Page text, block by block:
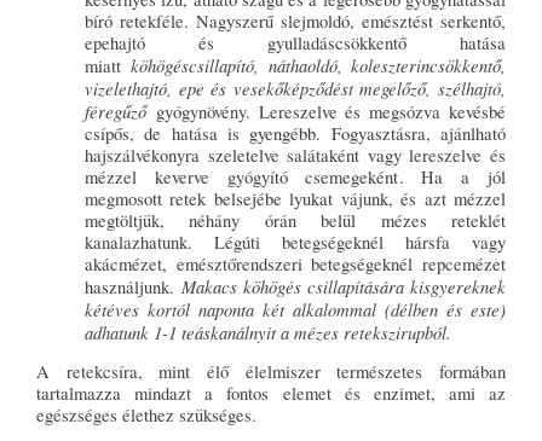
bíró retekféle. Nagyszerű slejmoldó, emésztést serkentő,
epehajtó és gyulladáscsökkentő hatása
miattköhögéscsillapító, náthaoldó, koleszterincsökkentő,
vizelethajtó, epe és vesekőképződést megelőző, szélhajtó,
féregűzőgyógynövény. Lereszelve és megsózva kevésbé
csípős, de hatása is gyengébb. Fogyasztásra, ajánlható
hajszálvékonyra szeletelve salátaként vagy lereszelve és
mézzel keverve gyógyító csemegeként. Ha a jól
megmosott retek belsejébe lyukat vájunk, és azt mézzel
megtöltjük, néhány órán belül mézes reteklét
kanalazhatunk. Légúti betegségeknél hársfa vagy
akácmézet, emésztőrendszeri betegségeknél repcemézet
használjunk. Makacs köhögés csillapítására kisgyereknek
kétéves kortól naponta két alkalommal (délben és este)
adhatunk 1-1 teáskanálnyit a mézes retekszirupból.
A retekcsíra, mint élő élelmiszer természetes formában
tartalmazza mindazt a fontos elemet és enzimet, ami az
egészséges élethez szükséges.